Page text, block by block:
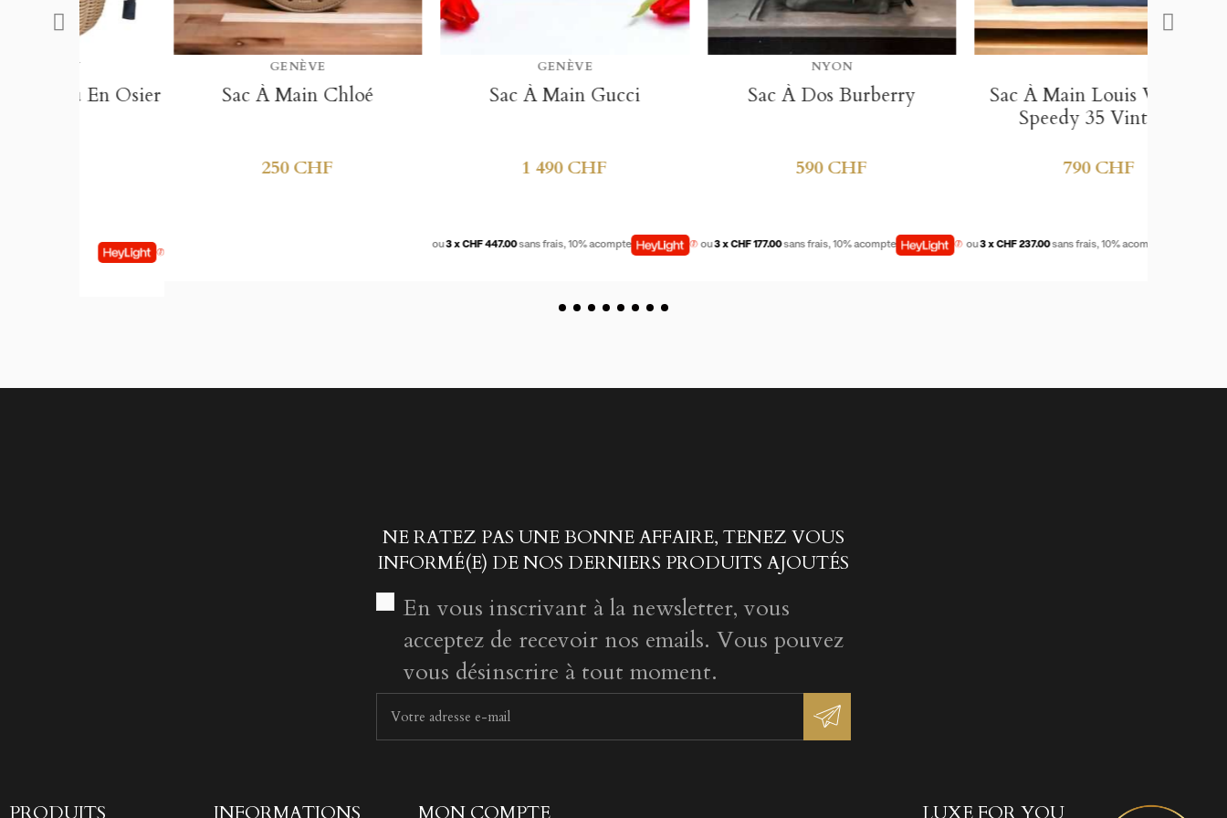
Sac À Main Chloé Sac À Main Gucci
1 490 CHF
3 x CHF 447.00sans frais, 10% acompte
Sac À Dos Burberry
ou3 x CHF 177.00sans frais, 10% acompte
Sac À Main Louis Vuitton
Speedy 35 Vintage
ou3 x CHF 237.00sans frais, 10% acompte
NE RATEZ PAS UNE BONNE AFFAIRE, TENEZ VOUS
INFORMÉ(E) DE NOS DERNIERS PRODUITS AJOUTÉS
En vous inscrivant à la newsletter, vous
acceptez de recevoir nos emails. Vous pouvez
vous désinscrire à tout moment.
PRODUITS INFORMATIONS MON COMPTE LUXE FOR YOU
add_circle_outlineCréer une nouvelle liste
((CREATETEXT))
((CANCELTEXT)) ((LOGINTEXT))